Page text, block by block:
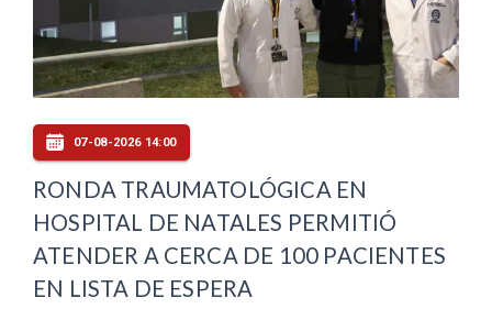
07-08-2026 14:00
RONDA TRAUMATOLÓGICA EN
HOSPITAL DE NATALES PERMITIÓ
ATENDER A CERCA DE 100 PACIENTES
EN LISTA DE ESPERA